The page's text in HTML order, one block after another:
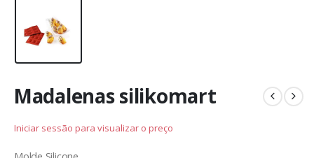
Madalenas silikomart
Iniciar sessão para visualizar o preço